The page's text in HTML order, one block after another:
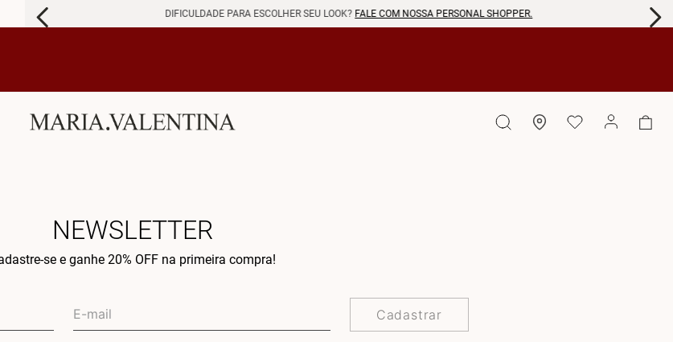
DIFICULDADE PARA ESCOLHER SEU LOOK? FALE COM NOSSA PERSONAL SHOPPER.
NEWSLETTER
se e ganhe 20% OFF na primeira compra!
Cadastrar